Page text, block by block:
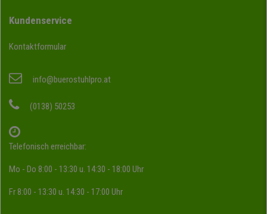
Kundenservice
Kontaktformular
info@buerostuhlpro.at
(0138) 50253
Telefonisch erreichbar:
Mo - Do 8:00 - 13:30 u. 14:30 - 18:00 Uhr
Fr 8:00 - 13:30 u. 14:30 - 17:00 Uhr